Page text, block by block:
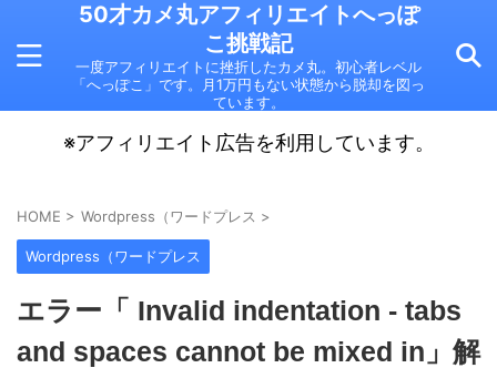
50才カメ丸アフィリエイトへっぽ
こ挑戦記
一度アフィリエイトに挫折したカメ丸。初心者レベル
「へっぽこ」です。月1万円もない状態から脱却を図っ
ています。
※アフィリエイト広告を利用しています。
HOME > Wordpress（ワードプレス >
Wordpress（ワードプレス
エラー「 Invalid indentation - tabs
and spaces cannot be mixed in」解